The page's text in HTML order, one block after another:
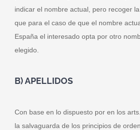
indicar el nombre actual, pero recoger
que para el caso de que el nombre
España el interesado opta por otro
elegido.
B) APELLIDOS
Con base en lo dispuesto por en los
la salvaguarda de los principios de